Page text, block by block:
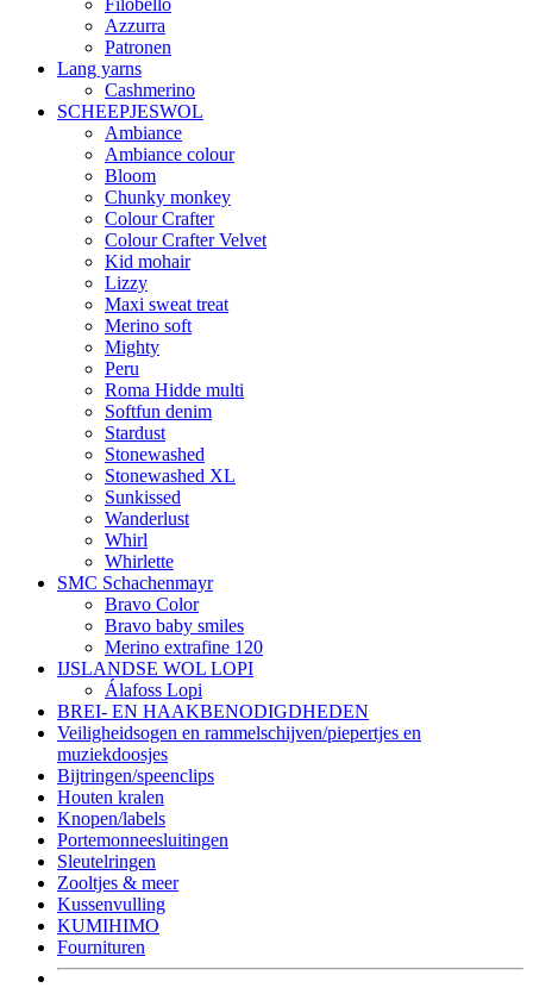
Filobello
Azzurra
Patronen
Lang yarns
Cashmerino
SCHEEPJESWOL
Ambiance
Ambiance colour
Bloom
Chunky monkey
Colour Crafter
Colour Crafter Velvet
Kid mohair
Lizzy
Maxi sweat treat
Merino soft
Mighty
Peru
Roma Hidde multi
Softfun denim
Stardust
Stonewashed
Stonewashed XL
Sunkissed
Wanderlust
Whirl
Whirlette
SMC Schachenmayr
Bravo Color
Bravo baby smiles
Merino extrafine 120
IJSLANDSE WOL LOPI
Álafoss Lopi
BREI- EN HAAKBENODIGDHEDEN
Veiligheidsogen en rammelschijven/piepertjes en
muziekdoosjes
Bijtringen/speenclips
Houten kralen
Knopen/labels
Portemonneesluitingen
Sleutelringen
Zooltjes & meer
Kussenvulling
KUMIHIMO
Fournituren